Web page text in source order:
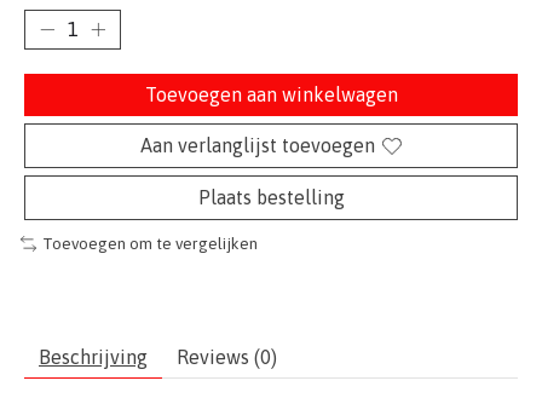
Toevoegen aan winkelwagen
Aan verlanglijst toevoegen
Plaats bestelling
Toevoegen om te vergelijken
Beschrijving Reviews (0)